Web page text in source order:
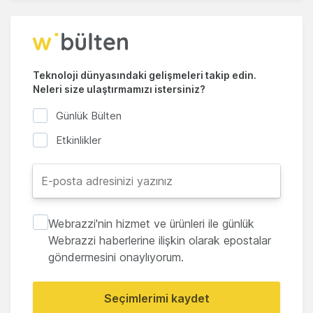
Teknoloji dünyasındaki gelişmeleri takip edin.
Neleri size ulaştırmamızı istersiniz?
Günlük Bülten
Etkinlikler
Webrazzi'nin hizmet ve ürünleri ile günlük
Webrazzi haberlerine ilişkin olarak epostalar
göndermesini onaylıyorum.
Seçimlerimi kaydet